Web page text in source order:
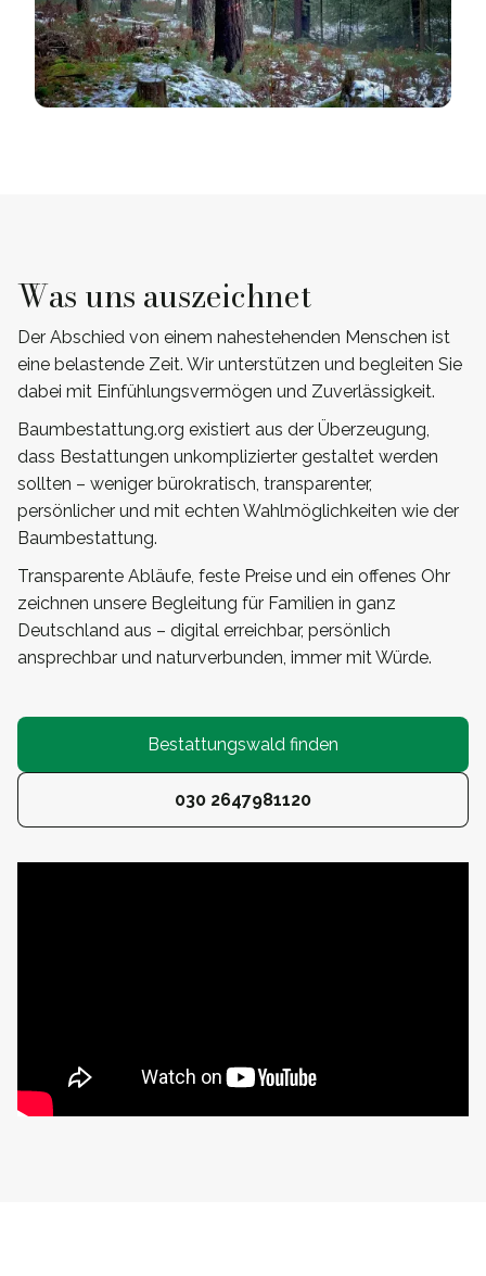
Was uns auszeichnet
Der Abschied von einem nahestehenden Menschen ist
eine belastende Zeit. Wir unterstützen und begleiten Sie
dabei mit Einfühlungsvermögen und Zuverlässigkeit.
Baumbestattung.org existiert aus der Überzeugung,
dass Bestattungen unkomplizierter gestaltet werden
sollten – weniger bürokratisch, transparenter,
persönlicher und mit echten Wahlmöglichkeiten wie der
Baumbestattung.
Transparente Abläufe, feste Preise und ein offenes Ohr
zeichnen unsere Begleitung für Familien in ganz
Deutschland aus – digital erreichbar, persönlich
ansprechbar und naturverbunden, immer mit Würde.
Bestattungswald finden
030 2647981120